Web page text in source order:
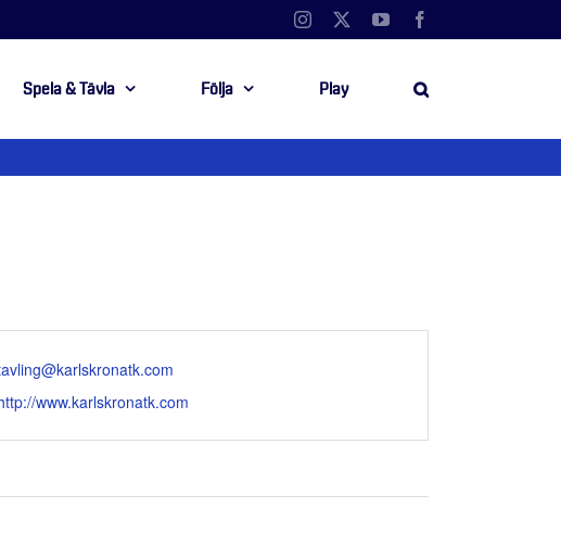
Instagram YouTube
Spela & Tävla Följa Play
www.karlskronatk.com